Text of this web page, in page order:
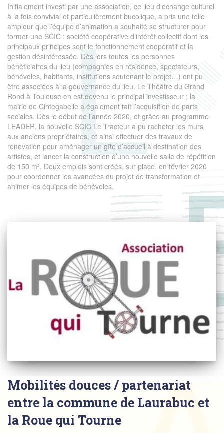
Initialement investi par une association, ce lieu d’échange culturel
à la fois convivial et particulièrement bucolique, a pris une telle
ampleur que l’équipe d’animation a souhaité se structurer pour
former une SCIC : société coopérative d’intérêt collectif dont les
principaux principes sont le fonctionnement coopératif et la
gestion désintéressée. Dès lors toutes les personnes
bénéficiaires du lieu (compagnies en résidence, spectateurs,
bénévoles, habitants, institutions soutenant le projet…) ont pu
être associées à la gouvernance du lieu. Le Théâtre du Grand
Rond à Toulouse en est devenu le principal investisseur ; la
mairie de Cintegabelle a également fait l’acquisition de parts
sociales. Dès le début de l’année 2020, et grâce au programme
LEADER, la nouvelle SCIC Le Tracteur a pu racheter les murs
aux anciens propriétaires, et ainsi effectuer des travaux de
rénovation pour aménager un gîte d’accueil à destination des
artistes, et lancer la construction d’une nouvelle salle de répétition
de 150 m². Deux emplois sont créés, sur place, en février 2020
pour coordonner les avancées du projet de transformation et
animer les équipes de bénévoles.
Mobilités douces / partenariat
entre la commune de Laurabuc et
la Roue qui Tourne